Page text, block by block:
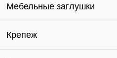
Мебельные заглушки
Крепеж